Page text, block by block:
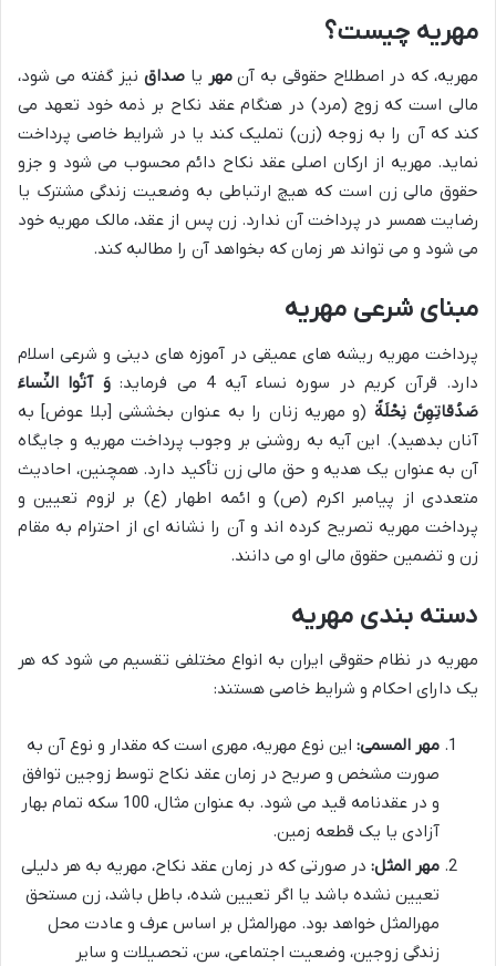
مهریه چیست؟
مهریه، که در اصطلاح حقوقی به آنمهر یاصداق نیز گفته می شود،
مالی است که زوج (مرد) در هنگام عقد نکاح بر ذمه خود تعهد می
کند که آن را به زوجه (زن) تملیک کند یا در شرایط خاصی پرداخت
نماید. مهریه از ارکان اصلی عقد نکاح دائم محسوب می شود و جزو
حقوق مالی زن است که هیچ ارتباطی به وضعیت زندگی مشترک یا
رضایت همسر در پرداخت آن ندارد. زن پس از عقد، مالک مهریه خود
می شود و می تواند هر زمان که بخواهد آن را مطالبه کند.
مبنای شرعی مهریه
پرداخت مهریه ریشه های عمیقی در آموزه های دینی و شرعی اسلام
دارد. قرآن کریم در سوره نساء آیه 4 می فرماید:
وَ آتُوا النِّساءَ
صَدُقاتِهِنَّ نِحْلَةً (و مهریه زنان را به عنوان بخششی [بلا عوض] به
آنان بدهید). این آیه به روشنی بر وجوب پرداخت مهریه و جایگاه
آن به عنوان یک هدیه و حق مالی زن تأکید دارد. همچنین، احادیث
متعددی از پیامبر اکرم (ص) و ائمه اطهار (ع) بر لزوم تعیین و
پرداخت مهریه تصریح کرده اند و آن را نشانه ای از احترام به مقام
زن و تضمین حقوق مالی او می دانند.
دسته بندی مهریه
مهریه در نظام حقوقی ایران به انواع مختلفی تقسیم می شود که هر
یک دارای احکام و شرایط خاصی هستند:
مهر المسمی: این نوع مهریه، مهری است که مقدار و نوع آن به
صورت مشخص و صریح در زمان عقد نکاح توسط زوجین توافق
و در عقدنامه قید می شود. به عنوان مثال، 100 سکه تمام بهار
آزادی یا یک قطعه زمین.
مهر المثل: در صورتی که در زمان عقد نکاح، مهریه به هر دلیلی
تعیین نشده باشد یا اگر تعیین شده، باطل باشد، زن مستحق
مهرالمثل خواهد بود. مهرالمثل بر اساس عرف و عادت محل
زندگی زوجین، وضعیت اجتماعی، سن، تحصیلات و سایر